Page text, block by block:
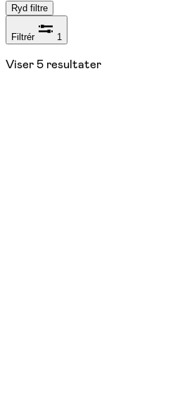
Ryd filtre
Filtrér 1
Viser 5 resultater